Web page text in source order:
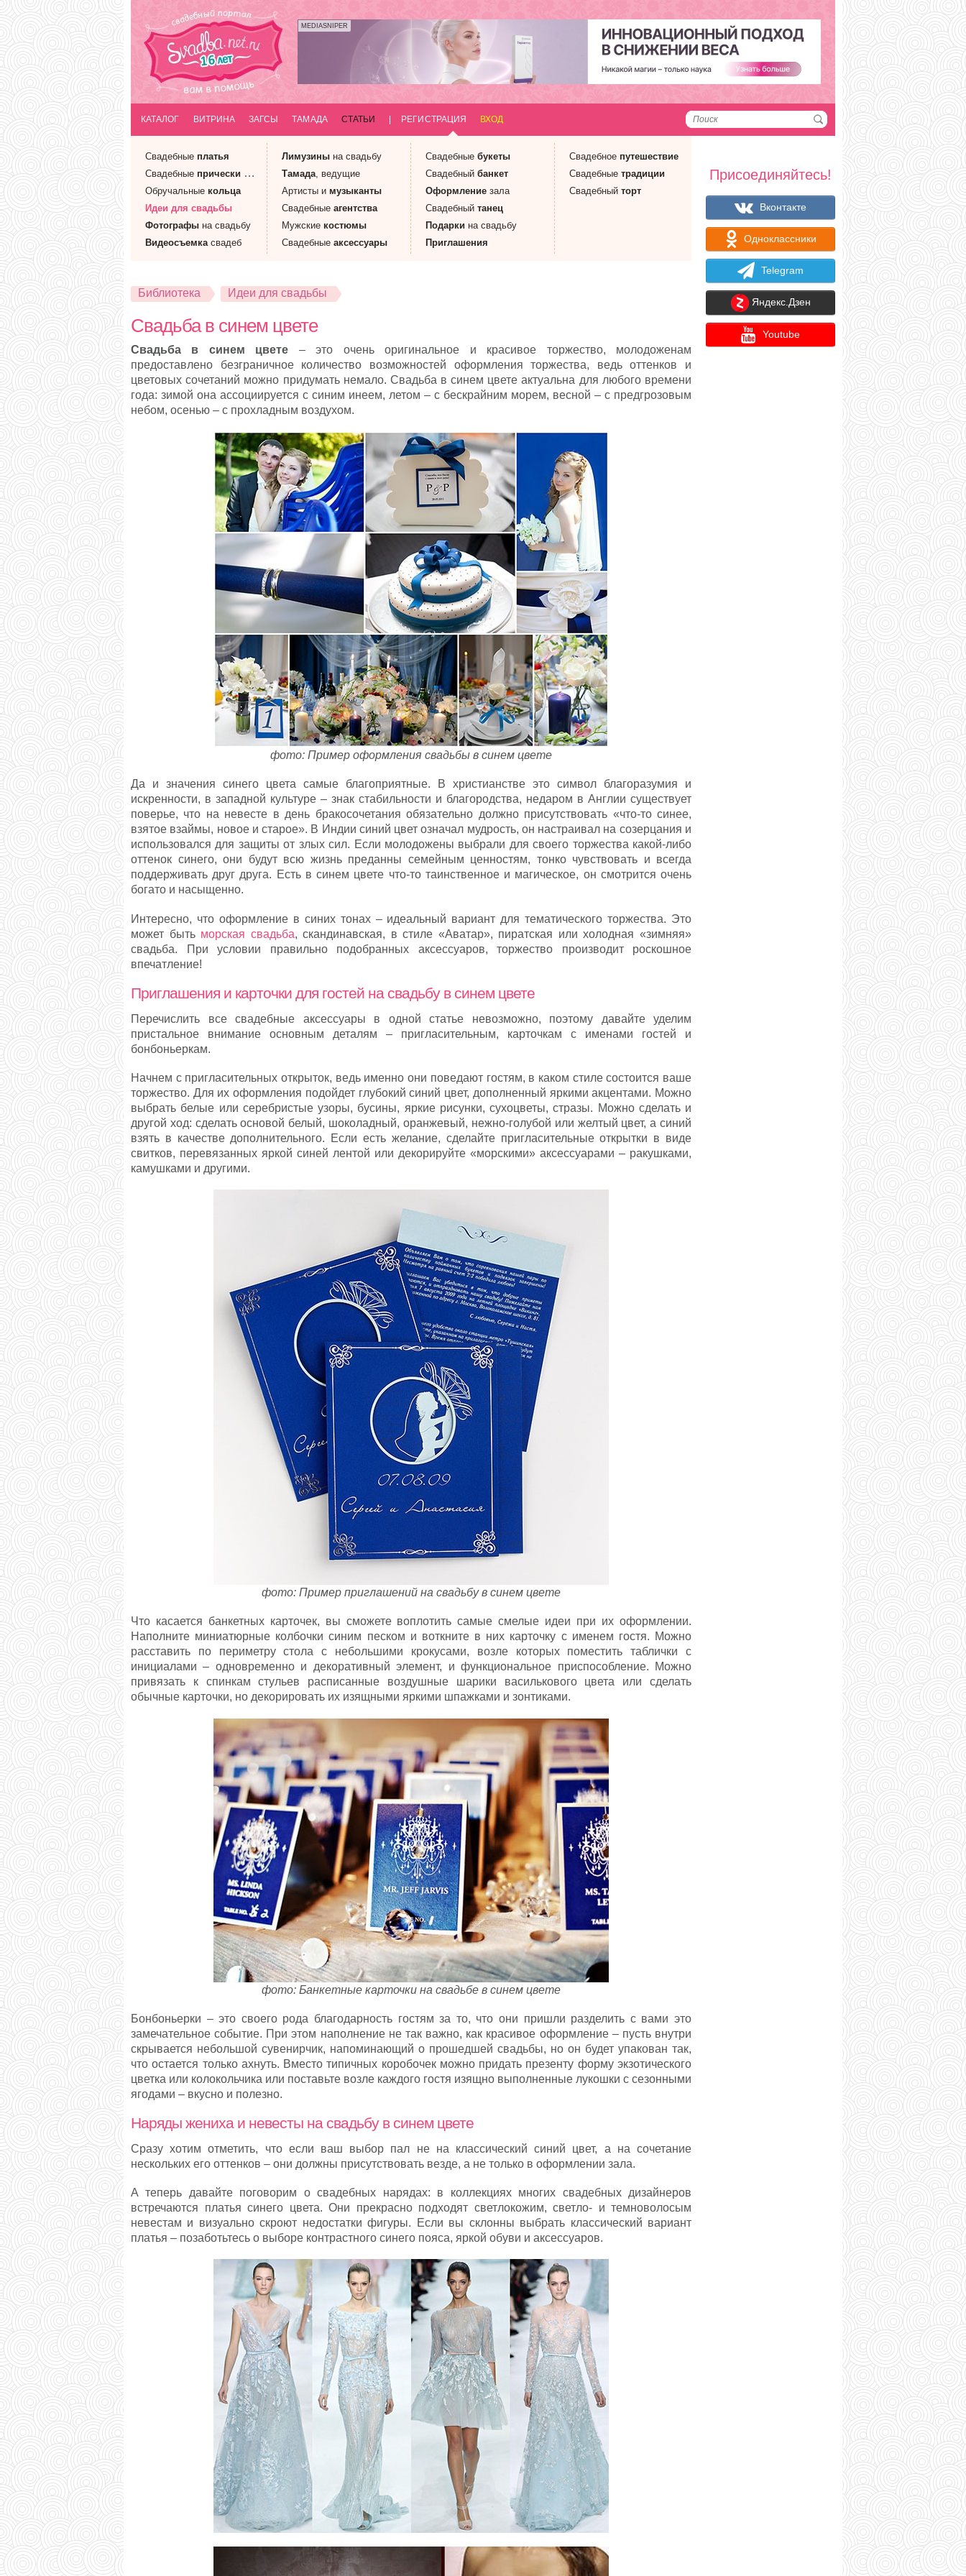
MEDIASNIPER
КАТАЛОГ ВИТРИНА ЗАГСЫ ТАМАДА СТАТЬИ РЕГИСТРАЦИЯ ВХОД
Свадебные платья
Свадебные прически
Обручальные кольца
Идеи для свадьбы
Фотографы на свадьбу
Видеосъемкасвадеб
Лимузины на свадьбу
Тамада, ведущие
Артисты и музыканты
Свадебные агентства
Мужские костюмы
Свадебные аксессуары
Свадебные букеты
Свадебный банкет
Оформление зала
Свадебный танец
Подарки на свадьбу
Приглашения
Свадебное путешествие
Свадебные традиции
Свадебный торт
Библиотека Идеи для свадьбы
Свадьба в синем цвете
Свадьба в синем цвете – это очень оригинальное и красивое торжество, молодоженам
предоставлено безграничное количество возможностей оформления торжества, ведь оттенков и
цветовых сочетаний можно придумать немало. Свадьба в синем цвете актуальна для любого времени
года: зимой она ассоциируется с синим инеем, летом – с бескрайним морем, весной – с предгрозовым
небом, осенью – с прохладным воздухом.
фото: Пример оформления свадьбы в синем цвете
Да и значения синего цвета самые благоприятные. В христианстве это символ благоразумия и
искренности, в западной культуре – знак стабильности и благородства, недаром в Англии существует
поверье, что на невесте в день бракосочетания обязательно должно присутствовать «что-то синее,
взятое взаймы, новое и старое». В Индии синий цвет означал мудрость, он настраивал на созерцания и
использовался для защиты от злых сил. Если молодожены выбрали для своего торжества какой-либо
оттенок синего, они будут всю жизнь преданны семейным ценностям, тонко чувствовать и всегда
поддерживать друг друга. Есть в синем цвете что-то таинственное и магическое, он смотрится очень
богато и насыщенно.
Интересно, что оформление в синих тонах – идеальный вариант для тематического торжества. Это
может быть морская свадьба, скандинавская, в стиле «Аватар», пиратская или холодная «зимняя»
свадьба. При условии правильно подобранных аксессуаров, торжество производит роскошное
впечатление!
Приглашения и карточки для гостей на свадьбу в синем цвете
Перечислить все свадебные аксессуары в одной статье невозможно, поэтому давайте уделим
пристальное внимание основным деталям – пригласительным, карточкам с именами гостей и
бонбоньеркам.
Начнем с пригласительных открыток, ведь именно они поведают гостям, в каком стиле состоится ваше
торжество. Для их оформления подойдет глубокий синий цвет, дополненный яркими акцентами. Можно
выбрать белые или серебристые узоры, бусины, яркие рисунки, сухоцветы, стразы. Можно сделать и
другой ход: сделать основой белый, шоколадный, оранжевый, нежно-голубой или желтый цвет, а синий
взять в качестве дополнительного. Если есть желание, сделайте пригласительные открытки в виде
свитков, перевязанных яркой синей лентой или декорируйте «морскими» аксессуарами – ракушками,
камушками и другими.
фото: Пример приглашений на свадьбу в синем цвете
Что касается банкетных карточек, вы сможете воплотить самые смелые идеи при их оформлении.
Наполните миниатюрные колбочки синим песком и воткните в них карточку с именем гостя. Можно
расставить по периметру стола с небольшими крокусами, возле которых поместить таблички с
инициалами – одновременно и декоративный элемент, и функциональное приспособление. Можно
привязать к спинкам стульев расписанные воздушные шарики василькового цвета или сделать
обычные карточки, но декорировать их изящными яркими шпажками и зонтиками.
фото: Банкетные карточки на свадьбе в синем цвете
Бонбоньерки – это своего рода благодарность гостям за то, что они пришли разделить с вами это
замечательное событие. При этом наполнение не так важно, как красивое оформление – пусть внутри
скрывается небольшой сувенирчик, напоминающий о прошедшей свадьбы, но он будет упакован так,
что остается только ахнуть. Вместо типичных коробочек можно придать презенту форму экзотического
цветка или колокольчика или поставьте возле каждого гостя изящно выполненные лукошки с сезонными
ягодами – вкусно и полезно.
Наряды жениха и невесты на свадьбу в синем цвете
Сразу хотим отметить, что если ваш выбор пал не на классический синий цвет, а на сочетание
нескольких его оттенков – они должны присутствовать везде, а не только в оформлении зала.
А теперь давайте поговорим о свадебных нарядах: в коллекциях многих свадебных дизайнеров
встречаются платья синего цвета. Они прекрасно подходят светлокожим, светло- и темноволосым
невестам и визуально скроют недостатки фигуры. Если вы склонны выбрать классический вариант
платья – позаботьтесь о выборе контрастного синего пояса, яркой обуви и аксессуаров.
Присоединяйтесь!
Вконтакте
Одноклассники
Telegram
Яндекс.Дзен
Youtube